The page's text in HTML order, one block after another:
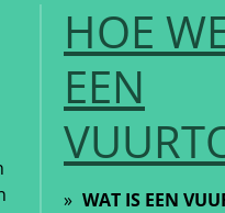
HOE
EEN
WAT IS EEN